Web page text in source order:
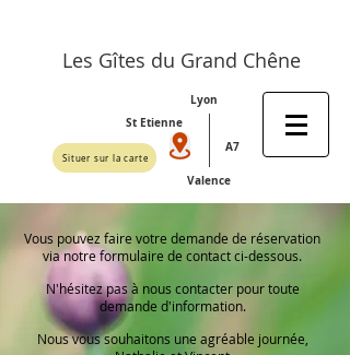
Les Gîtes du Grand Chêne
Lyon
St Etienne
Situer sur la carte
A7
Valence
Vous pouvez faire votre demande de réservation
via notre formulaire de contact ci-dessous.
N'hésitez pas à nous contacter pour toute
demande d'information.
Nous vous souhaitons une agréable journée,